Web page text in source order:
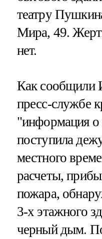
театру
Мира, 49.
нет.
Как
пресс-службе
"информация о
поступила
местного
расчеты,
пожара,
3-х этажного
черный дым.